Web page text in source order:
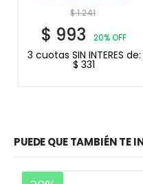
$1.241
$ 993 20% OFF
3 cuotas SIN INTERES de:
$ 331
PUEDE QUE TAMBIÉN TE